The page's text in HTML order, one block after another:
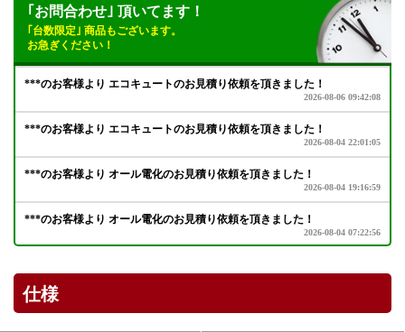
｢お問合わせ｣ 頂いてます！
｢台数限定｣ 商品もございます。
お急ぎください！
仕様